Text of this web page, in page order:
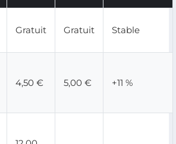
Gratuit Gratuit Stable
4,50 € 5,00 € +11 %